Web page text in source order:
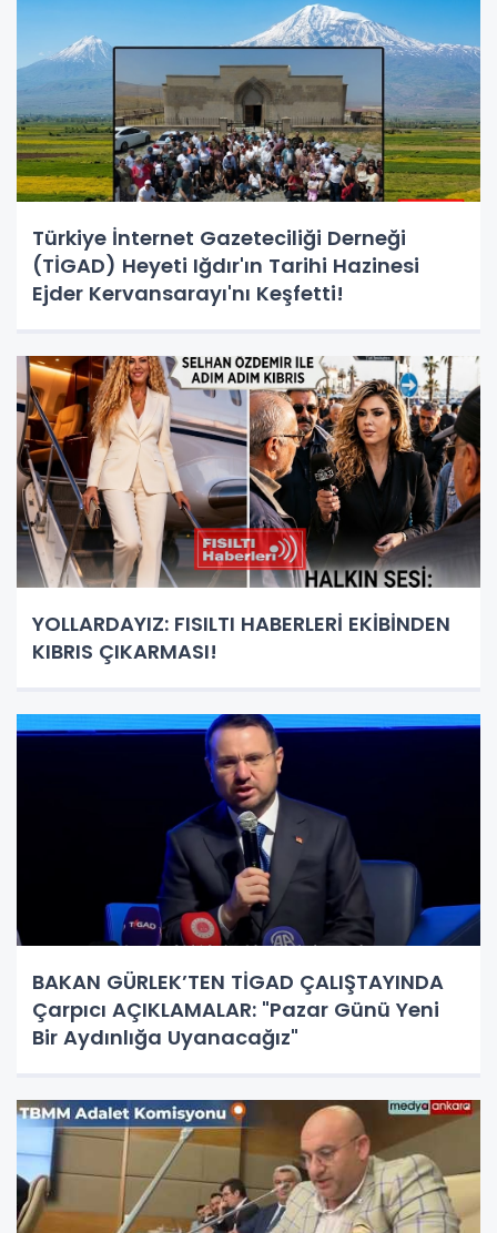
Türkiye İnternet Gazeteciliği Derneği
(TİGAD) Heyeti Iğdır'ın Tarihi Hazinesi
Ejder Kervansarayı'nı Keşfetti!
YOLLARDAYIZ: FISILTI HABERLERİ EKİBİNDEN
KIBRIS ÇIKARMASI!
BAKAN GÜRLEK’TEN TİGAD ÇALIŞTAYINDA
Çarpıcı AÇIKLAMALAR: "Pazar Günü Yeni
Bir Aydınlığa Uyanacağız"